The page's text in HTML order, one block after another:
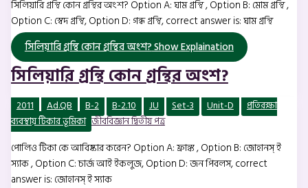
সিলিয়ারি গ্রন্থি কোন গ্রন্থির অংশ? Option A: ঘাম গ্রন্থি , Option B: মোম গ্রন্থি ,
Option C: স্বেদ গ্রন্থি, Option D: গন্ধ গ্রন্থি, correct answer is: ঘাম গ্রন্থি
সিলিয়ারি গ্রন্থি কোন গ্রন্থির অংশ?Show Explaination
সিলিয়ারি গ্রন্থি কোন গ্রন্থির অংশ?
2011 Ad.QB B-2 B-2.10 JU Set-3 Unit-D
প্রতিরক্ষা
ব্যবস্থায় টিকার ভূমিকা জীববিজ্ঞান দ্বিতীয় পত্র
পোলিও টিকা কে আবিষ্কার করেন? Option A: ফ্রাঙ্ক , Option B: জোহানস্ ই
স্যাক , Option C: চার্জ আই ইকলুজ, Option D: জন পিবলস, correct
answer is: জোহানস্ ই স্যাক